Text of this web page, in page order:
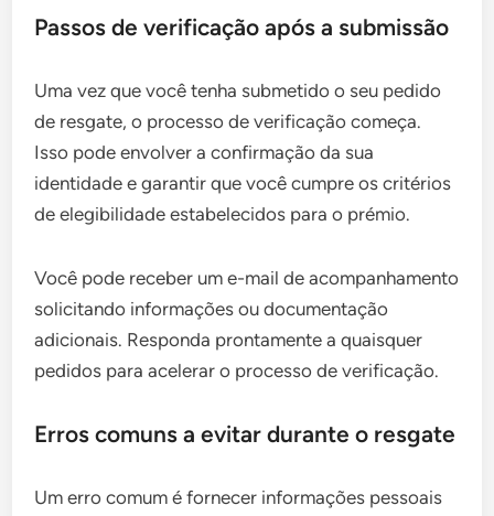
Passos de verificação após a submissão
Uma vez que você tenha submetido o seu pedido
de resgate, o processo de verificação começa.
Isso pode envolver a confirmação da sua
identidade e garantir que você cumpre os critérios
de elegibilidade estabelecidos para o prémio.
Você pode receber um e-mail de acompanhamento
solicitando informações ou documentação
adicionais. Responda prontamente a quaisquer
pedidos para acelerar o processo de verificação.
Erros comuns a evitar durante o resgate
Um erro comum é fornecer informações pessoais